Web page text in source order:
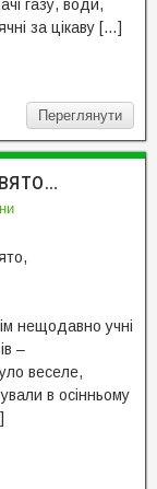
газу, води,
за цікаву […]
Переглянути
свято,
доріжці,
нещодавно учні
–
веселе,
в осінньому